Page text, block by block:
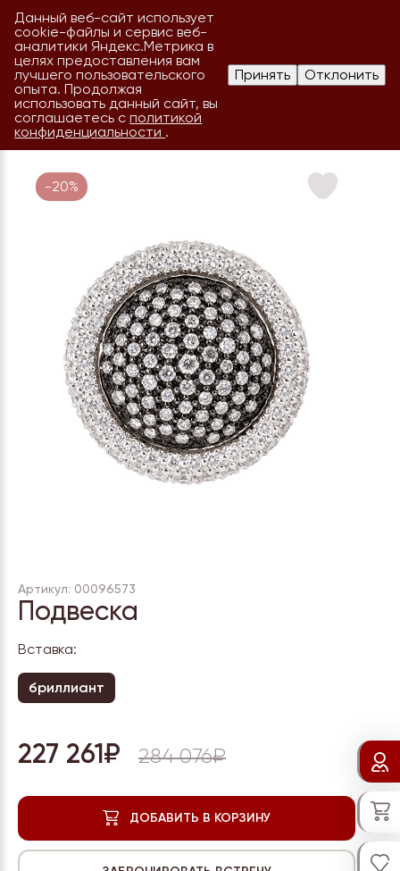
-20%
Артикул: 00096573
Подвеска
Вставка:
бриллиант
227 261₽ 284 076₽
Данный веб-сайт использует
cookie-файлы и сервис веб-
аналитики Яндекс.Метрика в
целях предоставления вам
лучшего пользовательского
опыта. Продолжая
использовать данный сайт, вы
соглашаетесь сполитикой
конфиденциальности .
Принять Отклонить